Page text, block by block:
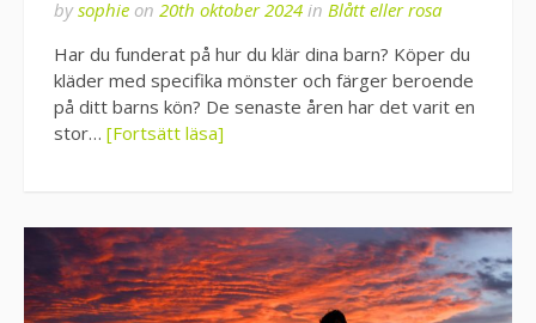
bysophie on 20th oktober 2024 in Blått eller rosa
Har du funderat på hur du klär dina barn? Köper du
kläder med specifika mönster och färger beroende
på ditt barns kön? De senaste åren har det varit en
stor… [Fortsätt läsa]